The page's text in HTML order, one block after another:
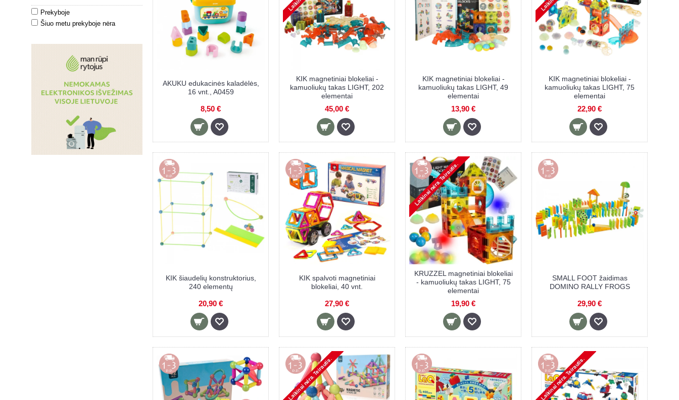
Prekyboje
Šiuo metu prekyboje nėra
AKUKU edukacinės kaladėlės,
16 vnt., A0459
8,50 €
KIK magnetiniai blokeliai -
kamuoliukų takas LIGHT, 202
elementai
45,00 €
KIK magnetiniai blokeliai -
kamuoliukų takas LIGHT, 49
elementai
13,90 €
KIK magnetiniai blokeliai -
kamuoliukų takas LIGHT, 75
elementai
22,90 €
KIK šiaudelių konstruktorius,
240 elementų
20,90 €
KIK spalvoti magnetiniai
blokeliai, 40 vnt.
27,90 €
KRUZZEL magnetiniai blokeliai
- kamuoliukų takas LIGHT, 75
elementai
19,90 €
SMALL FOOT žaidimas
DOMINO RALLY FROGS
29,90 €